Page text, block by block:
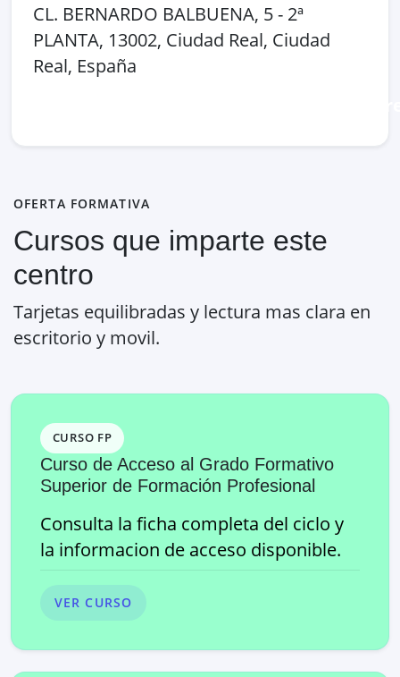
CL. BERNARDO BALBUENA, 5 - 2ª
PLANTA, 13002, Ciudad Real, Ciudad
Real, España
OFERTA FORMATIVA
Cursos que imparte este
centro
Tarjetas equilibradas y lectura mas clara en
escritorio y movil.
CURSO FP
Curso de Acceso al Grado Formativo
Superior de Formación Profesional
Consulta la ficha completa del ciclo y
la informacion de acceso disponible.
VER CURSO